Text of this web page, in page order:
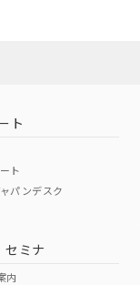
ページへ
ください
ト
ト
パンデスク
セミナ
内